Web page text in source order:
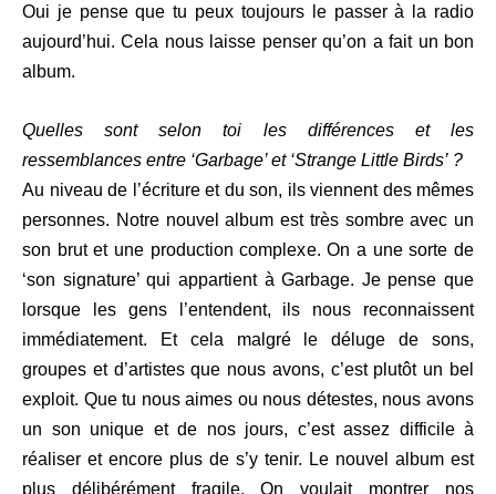
Oui je pense que tu peux toujours le passer à la radio
aujourd’hui. Cela nous laisse penser qu’on a fait un bon
album.
Quelles sont selon toi les différences et les
ressemblances entre ‘Garbage’ et ‘Strange Little Birds’ ?
Au niveau de l’écriture et du son, ils viennent des mêmes
personnes. Notre nouvel album est très sombre avec un
son brut et une production complexe. On a une sorte de
‘son signature’ qui appartient à Garbage. Je pense que
lorsque les gens l’entendent, ils nous reconnaissent
immédiatement. Et cela malgré le déluge de sons,
groupes et d’artistes que nous avons, c’est plutôt un bel
exploit. Que tu nous aimes ou nous détestes, nous avons
un son unique et de nos jours, c’est assez difficile à
réaliser et encore plus de s’y tenir. Le nouvel album est
plus délibérément fragile. On voulait montrer nos